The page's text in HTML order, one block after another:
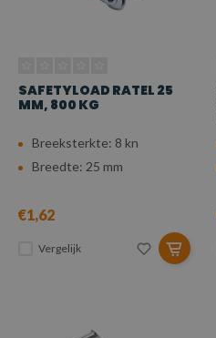
SAFETYLOAD RATEL 25
MM, 800 KG
Breeksterkte: 8 kn
Breedte: 25 mm
€1,62
Vergelijk